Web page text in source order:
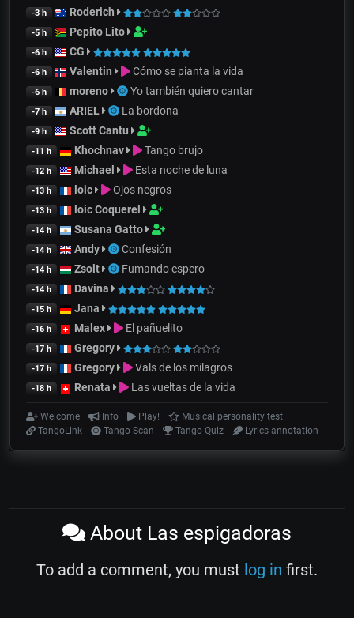
-3 h Roderich
-5 h Pepito Lito
-6 h CG
-6 h Valentin Cómo se pianta la vida
-6 h moreno Yo también quiero cantar
-7 h ARIEL La bordona
-9 h Scott Cantu
-11 h Khochnav Tango brujo
-12 h Michael Esta noche de luna
-13 h loic Ojos negros
-13 h loic Coquerel
-14 h Susana Gatto
-14 h Andy Confesión
-14 h Zsolt Fumando espero
-14 h Davina
-15 h Jana
-16 h Malex El pañuelito
-17 h Gregory
-17 h Gregory Vals de los milagros
-18 h Renata Las vueltas de la vida
Welcome Info Play!
Musical personality test
TangoLink
Tango Scan Tango Quiz Lyrics annotation
About Las espigadoras
To add a comment, you must log in first.